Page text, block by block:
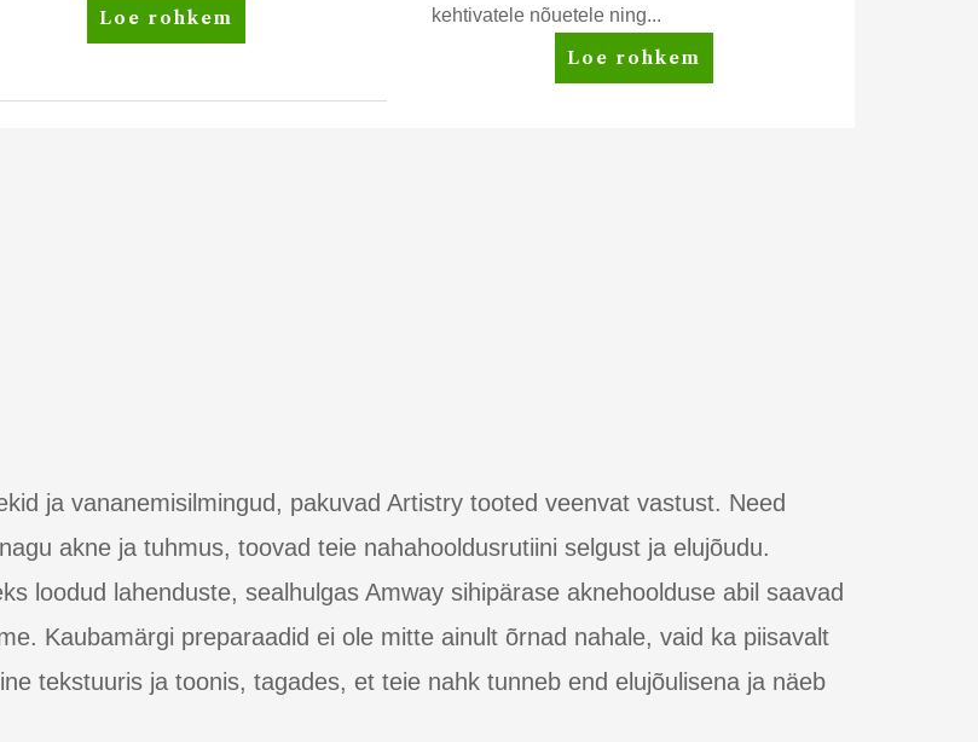
Artistry
Studio™
Loe rohkem
kehtivatele nõuetele ning...
Artistry
Skin
Loe rohkem
ja vananemisilmingud, pakuvad Artistry tooted veenvat vastust. Need
akne ja tuhmus, toovad teie nahahooldusrutiini selgust ja elujõudu.
loodud lahenduste, sealhulgas Amway sihipärase aknehoolduse abil saavad
Kaubamärgi preparaadid ei ole mitte ainult õrnad nahale, vaid ka piisavalt
tekstuuris ja toonis, tagades, et teie nahk tunneb end elujõulisena ja näeb